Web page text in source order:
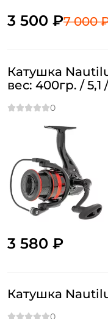
3 500 ₽7 000
Катушка
вес: 400гр. /
3 580 ₽
Катушка